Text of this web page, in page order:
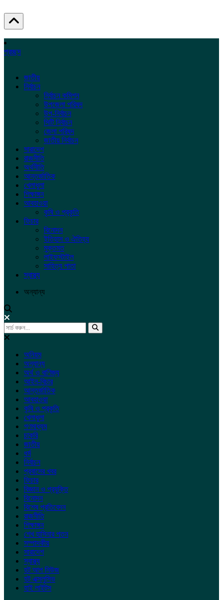
প্রচ্ছদ
জাতীয়
নির্বাচন
নির্বাচন কমিশন
উপজেলা পরিষদ
উপ-নির্বাচন
সিটি নির্বাচন
জেলা পরিষদ
জাতীয় নির্বাচন
সারাদেশ
রাজনীতি
অর্থনীতি
আন্তর্জাতিক
খেলাধুলা
শিক্ষাঙ্গন
আবহাওয়া
কৃষি ও প্রকৃতি
ফিচার
বিনোদন
ইতিহাস ও ঐতিহ্য
মুক্তমত
লাইফস্টাইল
সাহিত্য পাতা
স্বাস্থ্য
অন্যান্য
অনিয়ম
অন্যান্য
অর্থ ও বাণিজ্য
আইন-বিচার
আন্তর্জাতিক
আবহাওয়া
কৃষি ও প্রকৃতি
খেলাধুলা
গণমাধ্যম
চাকরি
জাতীয়
ধর্ম
নির্বাচন
প্রবাসের খবর
ফিচার
বিজ্ঞান ও প্রযুক্তি
বিনোদন
বিশেষ প্রতিবেদন
রাজনীতি
শিক্ষাঙ্গন
শেখ হাসিনার পতন
সম্পাদকীয়
সারাদেশ
স্বাস্থ্য
হট আপ নিউজ
হট এক্সলুসিভ
হাই লাইটস